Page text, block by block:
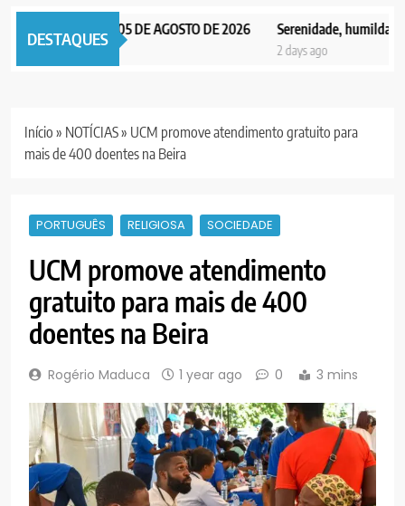
DESTAQUES
EDIÇÃO 05 DE AGOSTO DE 2026 Serenidade, humildade e
2 days ago
Início » NOTÍCIAS» UCM promove atendimento gratuito para
mais de 400 doentes na Beira
PORTUGUÊS RELIGIOSA SOCIEDADE
UCM promove atendimento
gratuito para mais de 400
doentes na Beira
Rogério Maduca 1 year ago 0 3 mins